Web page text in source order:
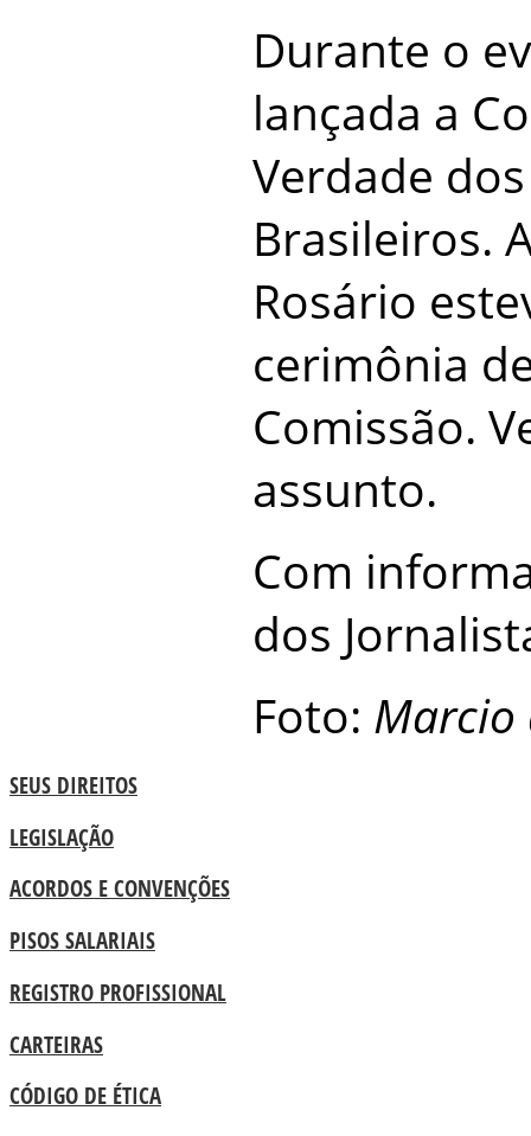
Durante o
lançada a
Verdade
Brasileiros.
Rosário
cerimônia
Comissão.
assunto.
Com
dos
Foto: Marcio
SEUS DIREITOS
LEGISLAÇÃO
ACORDOS E CONVENÇÕES
PISOS SALARIAIS
REGISTRO PROFISSIONAL
CARTEIRAS
CÓDIGO DE ÉTICA